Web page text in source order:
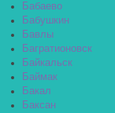
Бабаево
Бабушкин
Бавлы
Багратионовск
Байкальск
Баймак
Бакал
Баксан